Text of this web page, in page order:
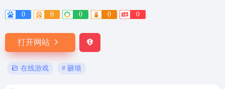
0 0 0 0 0
打开网站
在线游戏 # 砸墙